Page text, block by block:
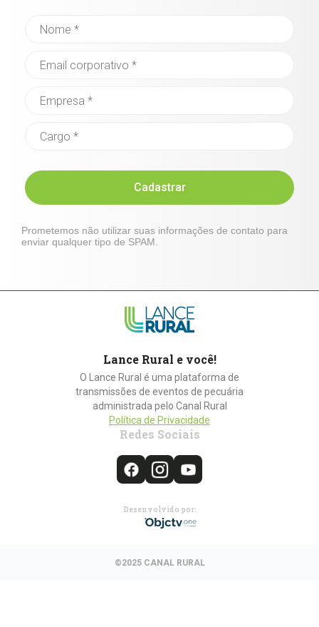
Cadastrar
Prometemos não utilizar suas informações de contato para
enviar qualquer tipo de SPAM.
Lance Rural e você!
O Lance Rural é uma plataforma de
transmissões de eventos de pecuária
administrada pelo Canal Rural
Política de Privacidade
Redes Sociais
Desenvolvido por:
©2025 CANAL RURAL